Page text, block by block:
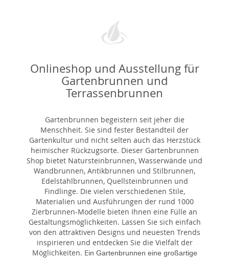
Onlineshop und Ausstellung für
Gartenbrunnen und
Terrassenbrunnen
Gartenbrunnen begeistern seit jeher die
Menschheit. Sie sind fester Bestandteil der
Gartenkultur und nicht selten auch das Herzstück
heimischer Rückzugsorte. Dieser Gartenbrunnen
Shop bietet Natursteinbrunnen, Wasserwände und
Wandbrunnen, Antikbrunnen und Stilbrunnen,
Edelstahlbrunnen, Quellsteinbrunnen und
Findlinge. Die vielen verschiedenen Stile,
Materialien und Ausführungen der rund 1000
Zierbrunnen-Modelle bieten Ihnen eine Fülle an
Gestaltungsmöglichkeiten. Lassen Sie sich einfach
von den attraktiven Designs und neuesten Trends
inspirieren und entdecken Sie die Vielfalt der
Möglichkeiten. Ein Gartenbrunnen eine großartige